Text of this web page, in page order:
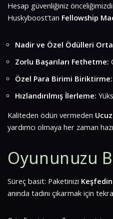
Hesap güvenliğiniz
Huskyboost’tan Fellowship
Nadir ve Özel Ödülleri
Zorlu Başarıları Fethetme:
Özel Para Birimi Biriktirme:
Hızlandırılmış İlerleme:
Kaliteden ödün vermeden
yardımcı olmaya her zaman
Oyununuzu
Süreç basit: Paketinizi
anında tadını çıkarmak için